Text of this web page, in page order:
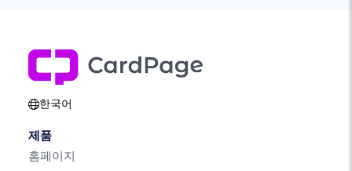
한국어
제품
홈페이지